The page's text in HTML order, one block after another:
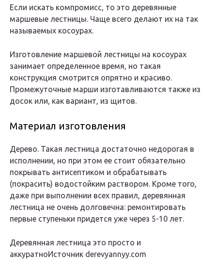
Если искать компромисс, то это деревянные
маршевые лестницы. Чаще всего делают их на так
называемых косоурах.
Изготовление маршевой лестницы на косоурах
занимает определенное время, но такая
конструкция смотрится опрятно и красиво.
Промежуточные марши изготавливаются также из
досок или, как вариант, из щитов.
Материал изготовления
Дерево. Такая лестница достаточно недорогая в
исполнении, но при этом ее стоит обязательно
покрывать антисептиком и обрабатывать
(покрасить) водостойким раствором. Кроме того,
даже при выполнении всех правил, деревянная
лестница не очень долговечна: ремонтировать
первые ступеньки придется уже через 5-10 лет.
Деревянная лестница это просто и
аккуратноИсточник derevyannyy.com